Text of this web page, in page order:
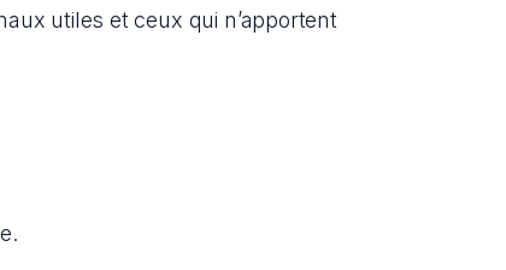
utiles et ceux qui n’apportent